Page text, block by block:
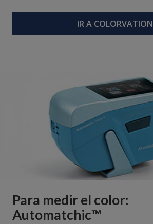
IR A COLORVATION
Para medir el color:
Automatchic™